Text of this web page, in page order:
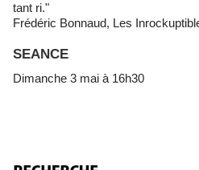
tant ri."
Frédéric Bonnaud, Les
SEANCE
Dimanche 3 mai à 16h30